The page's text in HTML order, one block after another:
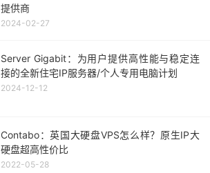
提供商
2024-02-27
Server Gigabit：为用户提供高性能与稳定连
接的全新住宅IP服务器/个人专用电脑计划
2024-12-12
Contabo：英国大硬盘VPS怎么样？原生IP大
硬盘超高性价比
2022-05-28